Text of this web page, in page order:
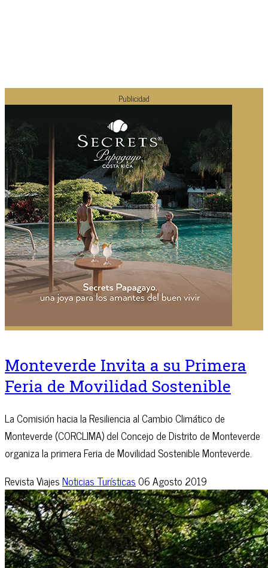
Publicidad
Monteverde Invita a su Primera
Feria de Movilidad Sostenible
La Comisión hacia la Resiliencia al Cambio Climático de
Monteverde (CORCLIMA) del Concejo de Distrito de Monteverde
organiza la primera Feria de Movilidad Sostenible Monteverde.
Revista ViajesNoticias Turísticas06 Agosto 2019